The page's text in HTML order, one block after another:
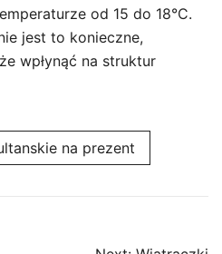
od 15 do 18°C.
jest to konieczne,
wpłynąć na struktur
na prezent